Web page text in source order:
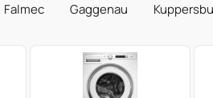
Falmec Gaggenau